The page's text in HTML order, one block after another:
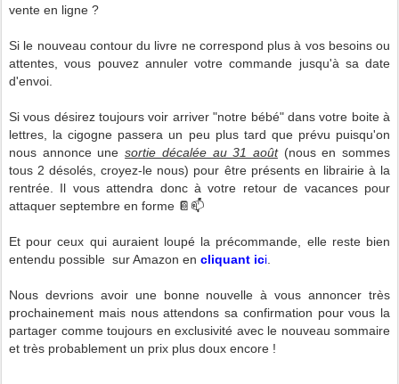
vente en ligne ?
Si le nouveau contour du livre ne correspond plus à vos besoins ou
attentes, vous pouvez annuler votre commande jusqu'à sa date
d'envoi.
Si vous désirez toujours voir arriver "notre bébé" dans votre boite à
lettres, la cigogne passera un peu plus tard que prévu puisqu'on
nous annonce unesortie décalée au 31 août(nous en sommes
tous 2 désolés, croyez-le nous) pour être présents en librairie à la
rentrée. Il vous attendra donc à votre retour de vacances pour
attaquer septembre en forme 📔📫
Et pour ceux qui auraient loupé la précommande, elle reste bien
entendu possible sur Amazon en cliquant ici
Nous devrions avoir une bonne nouvelle à vous annoncer très
prochainement mais nous attendons sa confirmation pour vous la
partager comme toujours en exclusivité avec le nouveau sommaire
et très probablement un prix plus doux encore !